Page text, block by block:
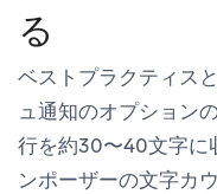
る
ベストプラクティス
ュ通知のオプション
行を約30〜40文字に
ンポーザーの文字カ